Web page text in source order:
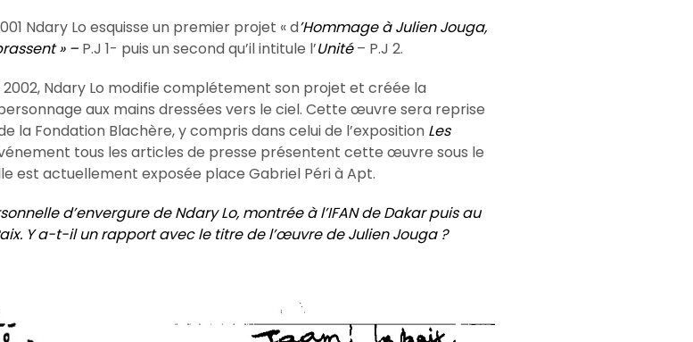
Ndary Lo esquisse un premier projet « d’Hommage à Julien Jouga,
» – P.J 1- puis un second qu’il intitule l’Unité– P.J 2.
Ndary Lo modifie complétement son projet et créée la
aux mains dressées vers le ciel. Cette œuvre sera reprise
la Fondation Blachère, y compris dans celui de l’exposition Les
tous les articles de presse présentent cette œuvre sous le
est actuellement exposée place Gabriel Péri à Apt.
d’envergure de Ndary Lo, montrée à l’IFAN de Dakar puis au
Y a-t-il un rapport avec le titre de l’œuvre de Julien Jouga ?